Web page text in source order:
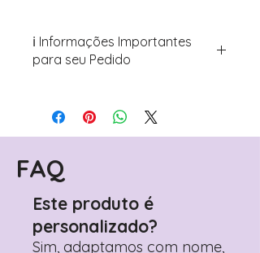
ℹ️ Informações Importantes
para seu Pedido
Avance para a página de checkout
(próximo passo após o carrinho)
Encontre o campo de "Notas do
Pedido"
Adicione ali todos os detalhes de
Prefere fazer seu pedido pelo
WhatsApp? Clique aqui para nos
contactar: +351 960 119 353
FAQ
Este produto é
personalizado?
Sim, adaptamos com nome,